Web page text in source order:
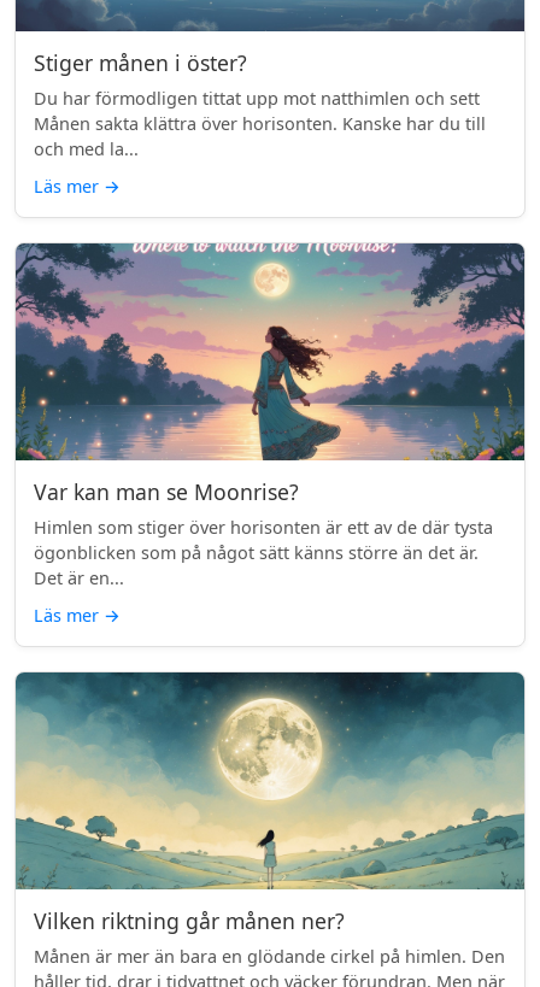
Stiger månen i öster?
Du har förmodligen tittat upp mot natthimlen och sett
Månen sakta klättra över horisonten. Kanske har du till
och med la...
Läs mer →
Var kan man se Moonrise?
Himlen som stiger över horisonten är ett av de där tysta
ögonblicken som på något sätt känns större än det är.
Det är en...
Läs mer →
Vilken riktning går månen ner?
Månen är mer än bara en glödande cirkel på himlen. Den
håller tid, drar i tidvattnet och väcker förundran. Men när